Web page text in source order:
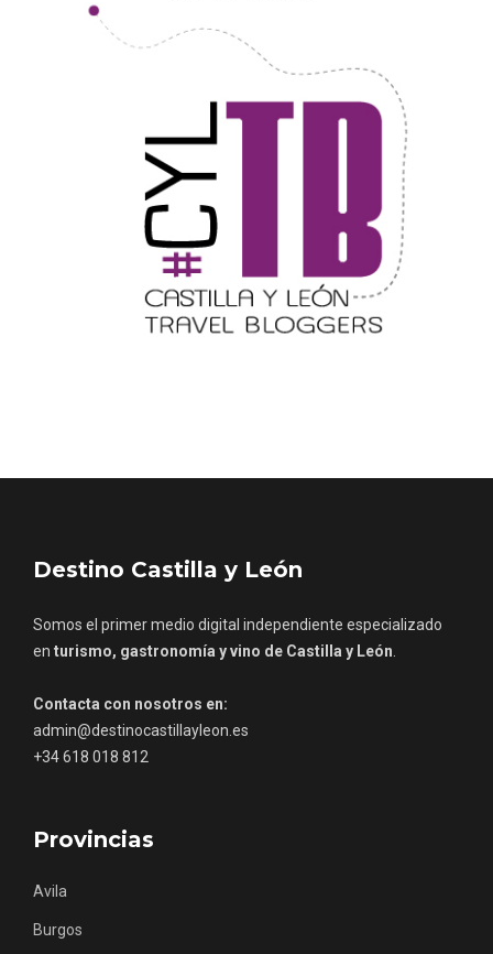
Destino Castilla y León
Somos el primer medio digital independiente especializado
en turismo, gastronomía y vino de Castilla y León
Contacta con nosotros en:
admin@destinocastillayleon.es
+34 618 018 812
Provincias
Avila
Burgos
III Ruta de la Morcilla de Burgos IGP, en
Aranda de Duero
Noche de Terror en las Bodegas de
Moradillo de Roa